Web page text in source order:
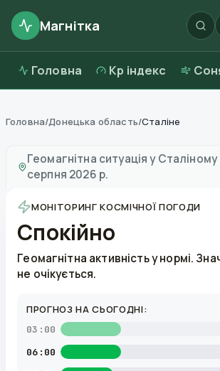
Магнітка
Головна Kp індекс
Головна/Донецька область/Сталіне
Геомагнітна ситуація у Сталіному
серпня 2026 р.
МОНІТОРИНГ КОСМІЧНОЇ ПОГОДИ
Спокійно
Геомагнітна активність у нормі.
не очікується.
ПРОГНОЗ НА СЬОГОДНІ:
03:00
06:00